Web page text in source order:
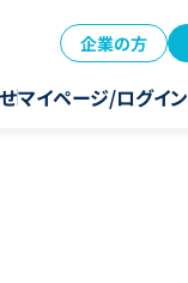
企業の方
マイページ/ログイン